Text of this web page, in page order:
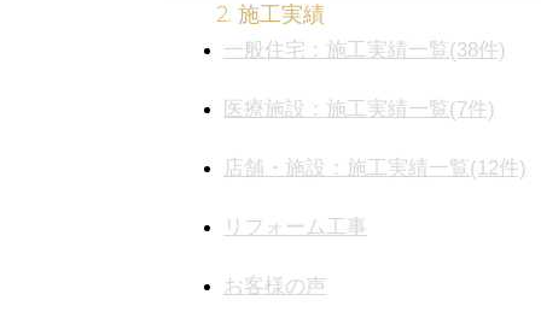
2. 施工実績
一般住宅：施工実績一覧(38件)
医療施設：施工実績一覧(7件)
店舗・施設：施工実績一覧(12件)
リフォーム工事
お客様の声